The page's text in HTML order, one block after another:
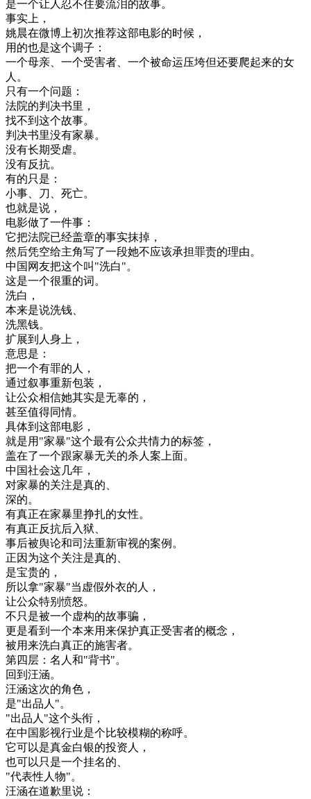
是一个让人忍不住要流泪的故事。
事实上 ，
姚晨在微博上初次推荐这部电影的时候 ，
用 的也是这个调子 ：
一个母亲、 一个受害者、 一个被命运压垮但还要爬起来的女
人。
只有一个问题 ：
法院的判决书里 ，
找不到 这个故事。
判决书里没有家暴。
没有长期受虐。
没有反抗。
有的只是 ：
小事、 刀 、 死亡。
也就是说 ，
电影做了一件事 ：
它把法院已经盖章的事实抹掉 ，
然后凭空给主角写了一段她不应该承担罪责的理由。
中国 网友把这个叫 "洗白"。
这是一个很重的词。
洗白 ，
本来是说洗钱、
洗黑钱。
扩展到 人身上 ，
意思是 ：
把一个有罪的人 ，
通过叙事重新包装 ，
让公众相信她其实是无辜的 ，
甚至值得同情。
具体到 这部电影 ，
就是用 "家暴"这个最有公众共情力的标签 ，
盖在了一个跟家暴无关的杀人案上面。
中国社会这几年 ，
对家暴的关注是真的、
深的。
有真正在家暴里挣扎的女性。
有真正反抗后入狱、
事后被舆论和司法重新审视的案例 。
正因为这个关注是真的、
是宝贵的 ，
所以拿"家暴"当虚假外衣的人 ，
让公众特别愤怒。
不只是被一个虚构的故事骗 ，
更是看到 一个本来用来保护真正受害者的概念 ，
被用来洗白真正的施害者。
第四层 ： 名人和"背书"。
回到 汪涵。
汪涵这次的角色 ，
是"出品人"。
"出品人"这个头衔 ，
在中国影视行业是个比较模糊的称呼。
它可以是真金白银的投资人 ，
也可以只是一个挂名的、
"代表性人物"。
汪涵在道歉里说 ：